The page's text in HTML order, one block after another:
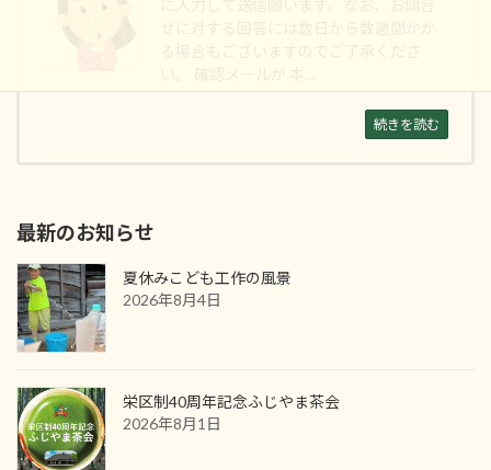
続きを読む
最新のお知らせ
夏休みこども工作の風景
2026年8月4日
栄区制40周年記念ふじやま茶会
2026年8月1日